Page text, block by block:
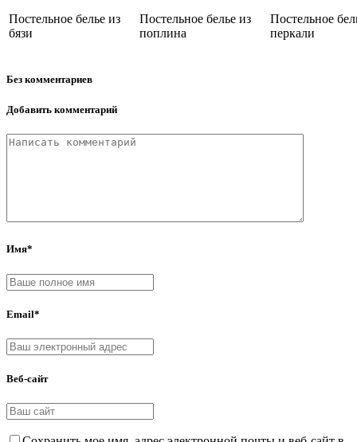
Постельное белье из
бязи
Постельное белье из
поплина
Постельное
перкали
Без комментариев
Добавить комментарий
Имя*
Email*
Веб-сайт